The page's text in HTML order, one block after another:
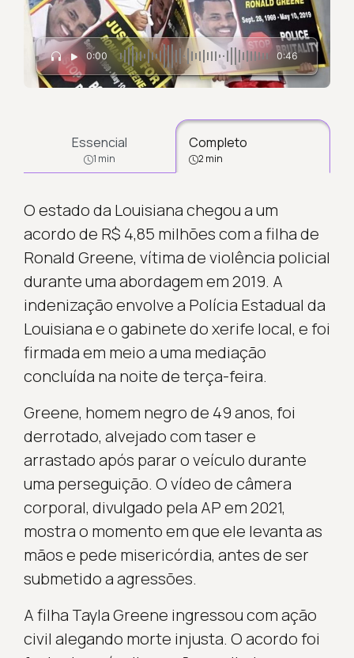
0:00 0:46
Essencial
1 min
Completo
2 min
O estado da Louisiana chegou a um
acordo de R$ 4,85 milhões com a filha de
Ronald Greene, vítima de violência policial
durante uma abordagem em 2019. A
indenização envolve a Polícia Estadual da
Louisiana e o gabinete do xerife local, e foi
firmada em meio a uma mediação
concluída na noite de terça-feira.
Greene, homem negro de 49 anos, foi
derrotado, alvejado com taser e
arrastado após parar o veículo durante
uma perseguição. O vídeo de câmera
corporal, divulgado pela AP em 2021,
mostra o momento em que ele levanta as
mãos e pede misericórdia, antes de ser
submetido a agressões.
A filha Tayla Greene ingressou com ação
civil alegando morte injusta. O acordo foi